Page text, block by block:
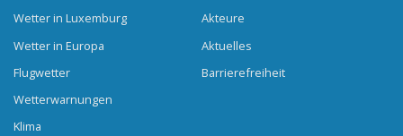
Wetter in Luxemburg
Wetter in Europa
Flugwetter
Wetterwarnungen
Klima
Akteure
Aktuelles
Barrierefreiheit